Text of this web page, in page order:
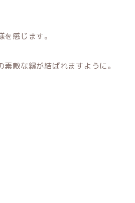
感じます。
敵な縁が結ばれますように。